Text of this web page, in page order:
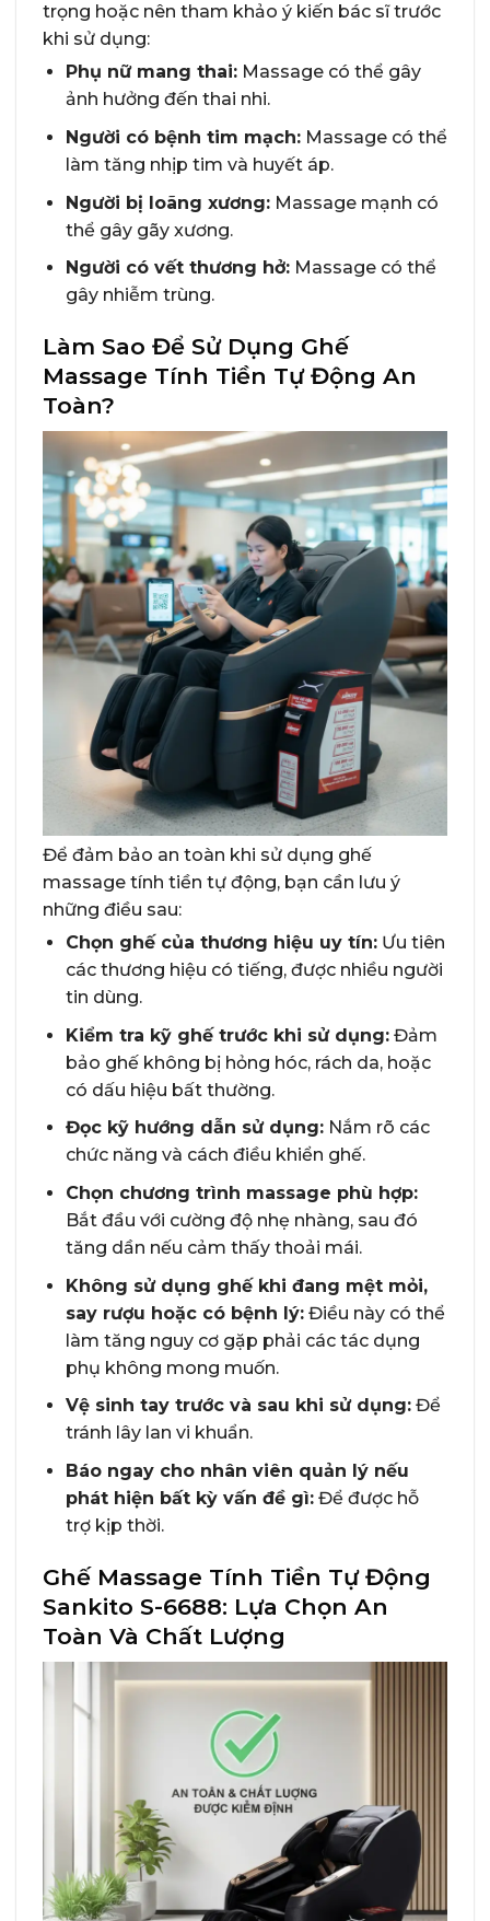
trọng hoặc nên tham khảo ý kiến bác sĩ trước
khi sử dụng:
Phụ nữ mang thai:Massage có thể gây
ảnh hưởng đến thai nhi.
Người có bệnh tim mạch:Massage có thể
làm tăng nhịp tim và huyết áp.
Người bị loãng xương:Massage mạnh có
thể gây gãy xương.
Người có vết thương hở:Massage có thể
gây nhiễm trùng.
Làm Sao Để Sử Dụng Ghế
Massage Tính Tiền Tự Động An
Toàn?
Để đảm bảo an toàn khi sử dụng ghế
massage tính tiền tự động, bạn cần lưu ý
những điều sau:
Chọn ghế của thương hiệu uy tín:Ưu tiên
các thương hiệu có tiếng, được nhiều người
tin dùng.
Kiểm tra kỹ ghế trước khi sử dụng:Đảm
bảo ghế không bị hỏng hóc, rách da, hoặc
có dấu hiệu bất thường.
Đọc kỹ hướng dẫn sử dụng:Nắm rõ các
chức năng và cách điều khiển ghế.
Chọn chương trình massage phù hợp:
Bắt đầu với cường độ nhẹ nhàng, sau đó
tăng dần nếu cảm thấy thoải mái.
Không sử dụng ghế khi đang mệt mỏi,
say rượu hoặc có bệnh lý:Điều này có thể
làm tăng nguy cơ gặp phải các tác dụng
phụ không mong muốn.
Vệ sinh tay trước và sau khi sử dụng:Để
tránh lây lan vi khuẩn.
Báo ngay cho nhân viên quản lý nếu
phát hiện bất kỳ vấn đề gì:Để được hỗ
trợ kịp thời.
Ghế Massage Tính Tiền Tự Động
Sankito S-6688: Lựa Chọn An
Toàn Và Chất Lượng